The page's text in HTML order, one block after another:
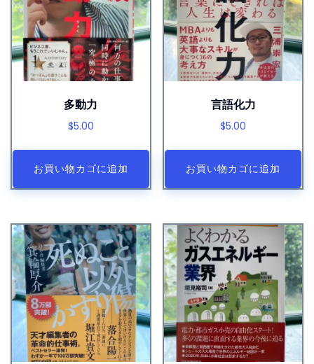
多動力
$5.00
お買い物カゴに追加
言語化力
$5.00
お買い物カゴに追加